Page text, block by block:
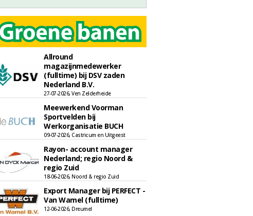
Allround
magazijnmedewerker
(fulltime) bij DSV zaden
Nederland B.V.
27-07-2026, Ven Zelderheide
Meewerkend Voorman
Sportvelden bij
Werkorganisatie BUCH
09-07-2026, Castricum en Uitgeest
Rayon- account manager
Nederland; regio Noord &
regio Zuid
18-06-2026, Noord & regio Zuid
Export Manager bij PERFECT -
Van Wamel (fulltime)
12-06-2026, Dreumel